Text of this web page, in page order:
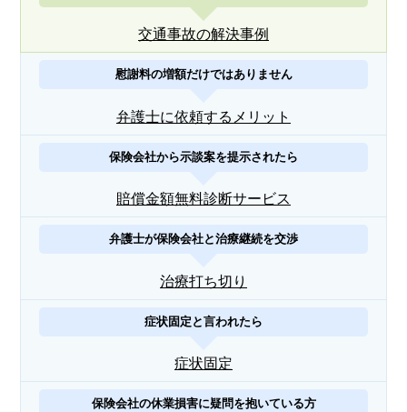
交通事故の解決事例
慰謝料の増額だけではありません
弁護士に依頼するメリット
保険会社から示談案を提示されたら
賠償金額無料診断サービス
弁護士が保険会社と治療継続を交渉
治療打ち切り
症状固定と言われたら
症状固定
保険会社の休業損害に疑問を抱いている方